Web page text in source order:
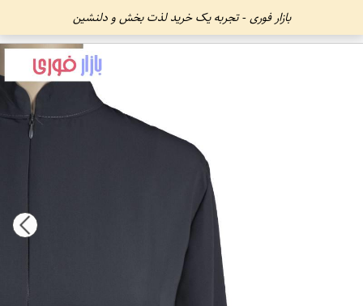
بازار فوری - تجربه یک خرید لذت بخش و دلنشین